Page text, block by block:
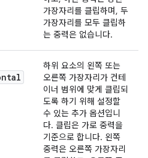
가장자리를 클립하며, 두
가장자리를 모두 클립하
는 중력은 없습니다.
하위 요소의 왼쪽 또는
오른쪽 가장자리가 컨테
이너 범위에 맞게 클립되
도록 하기 위해 설정할
수 있는 추가 옵션입니
다. 클립은 가로 중력을
기준으로 합니다. 왼쪽
중력은 오른쪽 가장자리